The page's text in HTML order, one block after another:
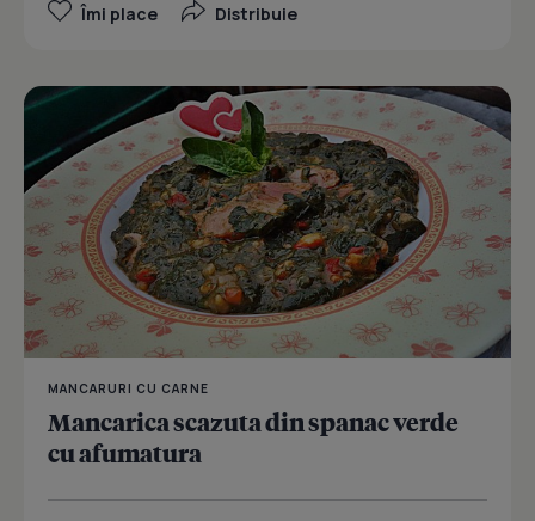
Îmi place Distribuie
MANCARURI CU CARNE
Mancarica scazuta din spanac verde
cu afumatura